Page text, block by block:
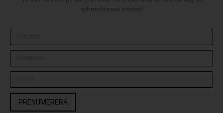
nyhetsbrevet nedan!
PRENUMERERA